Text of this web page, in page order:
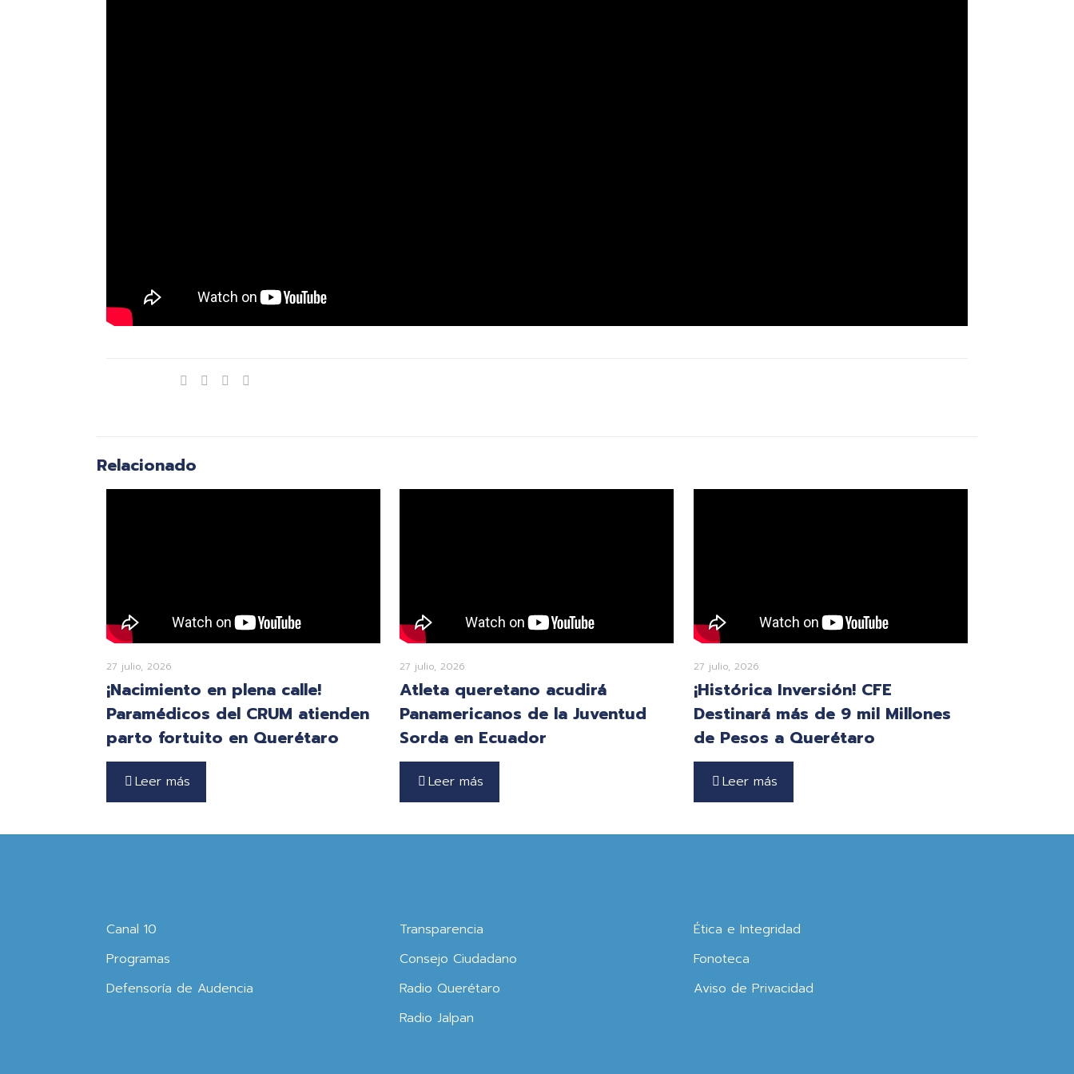
Relacionado
27 julio, 2026
¡Nacimiento en plena calle!
Paramédicos del CRUM atienden
parto fortuito en Querétaro
Leer más
27 julio, 2026
Atleta queretano acudirá
Panamericanos de la Juventud
Sorda en Ecuador
Leer más
27 julio, 2026
¡Histórica Inversión! CFE
Destinará más de 9 mil Millones
de Pesos a Querétaro
Leer más
Canal 10
Programas
Defensoría de Audencia
Transparencia
Consejo Ciudadano
Radio Querétaro
Radio Jalpan
Ética e Integridad
Fonoteca
Aviso de Privacidad